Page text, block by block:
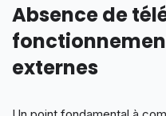
Absence de
externes